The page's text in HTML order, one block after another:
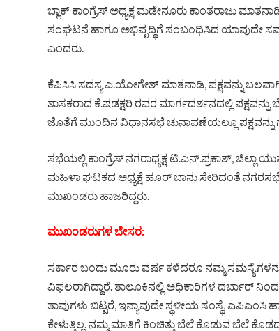
ಬ್ಲಾಕ್ ಕಾಂಗ್ರೆಸ್ ಅಧ್ಯಕ್ಷ ಮಡೇನೂರು ಕಾಂತರಾಜು
ಸಂಘಟನೆ ಹಾಗೂ ಅಭಿವೃದ್ಧಿಗೆ ಸಂಬಂಧಿಸಿದ ಯಾವುದೇ
ಎಂದರು.
ಕೆಪಿಸಿಸಿ ಸದಸ್ಯ ಎ.ಯೋಗೇಶ್ ಮಾತನಾಡಿ, ಪಕ್ಷವನ್ನು ಬಲವಾಗಿ
ಶಾಸಕರಾದ ಕೆ.ಷಡಕ್ಷರಿ ರವರ ಮಾರ್ಗದರ್ಶನದಲ್ಲಿ
ಜೊತೆಗೆ ಮುಂದಿನ ವಿಧಾನಸಭೆ ಚುನಾವಣೆಯಲ್ಲೂ ಪಕ್ಷವನ್ನು
ಸಭೆಯಲ್ಲಿ ಕಾಂಗ್ರೆಸ್ ನಗರಾಧ್ಯಕ್ಷ ಟಿ.ಎನ್.ಪ್ರಕಾಶ್, ಜಿಲ್ಲಾ
ಮಹಿಳಾ ಘಟಕದ ಅಧ್ಯಕ್ಷೆ ಹೂರ್ ಬಾನು ಸೇರಿದಂತೆ ನಗರಸಭೆ
ಮುಖಂಡರು ಹಾಜರಿದ್ದರು.
ಮುಖಂಡರುಗಳ ಬೇಸರ:
ಸರ್ಕಾರ ಬಂದು ಮೂರು ವರ್ಷ ಕಳೆದರೂ ನಮ್ಮ
ವಿಫಲರಾಗಿದ್ದಾರೆ. ತಾಲೂಕಿನಲ್ಲಿ ಅಧಿಕಾರಿಗಳ ದರ್ಬಾರ್
ತಾವುಗಳು ಬಿಟ್ಟರೆ, ಇನ್ಯಾವುದೇ ಸ್ಥಳೀಯ ಸಂಸ್ಥೆ,
ಕೇಳುತ್ತಿಲ್ಲ. ನಮ್ಮ ಮಾತಿಗೆ ಕಿಂಚಿತ್ತು ಬೆಲೆ ಕೊಡುವ ಬೆಲೆ